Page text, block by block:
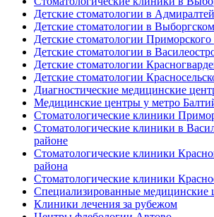
Детские стоматологии в
Детские стоматологии в
Детские стоматологии Приморского
Детские стоматологии в
Детские стоматологии
Детские стоматологии
Диагностические медицинские
Медицинские центры у метро
Стоматологические клиники
Стоматологические клиники в
районе
Стоматологические клиники
района
Стоматологические клиники
Специализированные медицинские
Клиники лечения за рубежом